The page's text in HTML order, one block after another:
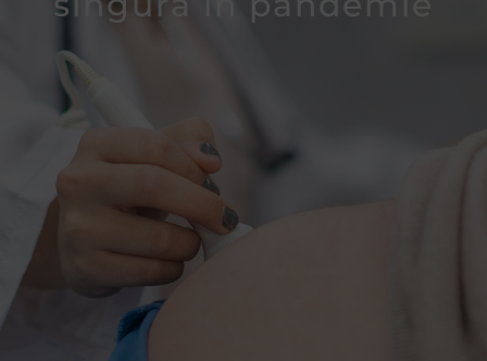
Donează